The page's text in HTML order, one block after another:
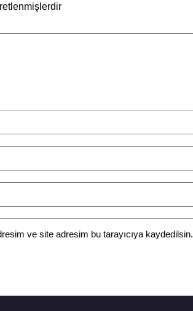
ve site adresim bu tarayıcıya kaydedilsin.